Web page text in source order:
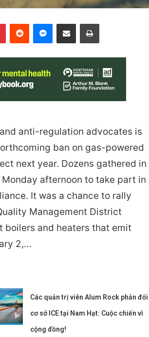
PinterestReddit Messenger
Share via Email Print
anti-regulation advocates is
ban on gas-powered
next year. Dozens gathered in
afternoon to take part in
It was a chance to rally
Management District
boilers and heaters that emit
2,…
Các quản trị viên Alum Rock phản đối
cơ sở ICE tại Nam Hạt: Cuộc chiến vì
cộng đồng!